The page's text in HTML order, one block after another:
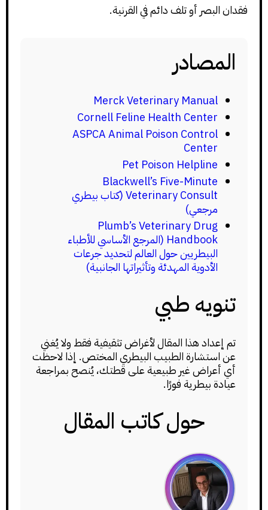
فقدان البصر أو تلف دائم في القرنية.
المصادر
Merck Veterinary Manual
Cornell Feline Health Center
ASPCA Animal Poison Control
Center
Pet Poison Helpline
Blackwell’s Five-Minute
Veterinary Consult (كتاب بيطري
مرجعي)
Plumb’s Veterinary Drug
Handbook (المرجع الأساسي للأطباء
البيطريين حول العالم لتحديد جرعات
الأدوية المهدئة وتأثيراتها الجانبية)
تنويه طبي
تم إعداد هذا المقال لأغراض تثقيفية فقط ولا يُغني
عن استشارة الطبيب البيطري المختص. إذا لاحظت
أي أعراض غير طبيعية على قطتك، يُنصح بمراجعة
عيادة بيطرية فورًا.
حول كاتب المقال